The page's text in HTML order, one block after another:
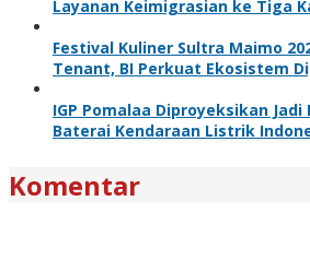
Layanan Keimigrasian ke Tiga
Festival Kuliner Sultra Maimo
Tenant, BI Perkuat Ekosistem
IGP Pomalaa Diproyeksikan
Baterai Kendaraan Listrik
Komentar